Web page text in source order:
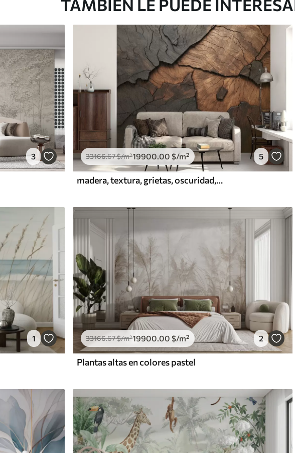
TAMBIÉN LE PUEDE
3 33166.67$/m²19900 .00 $/m² 5
madera, textura, grietas, oscuridad, corteza, superficie
1 33166.67$/m²19900.00 $/m² 2
Plantas altas en colores pastel